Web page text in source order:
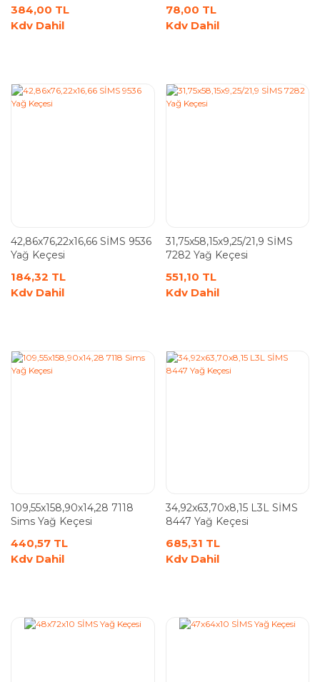
384,00 TL
Kdv Dahil
78,00 TL
Kdv Dahil
42,86x76,22x16,66 SİMS 9536
Yağ Keçesi
184,32 TL
Kdv Dahil
31,75x58,15x9,25/21,9 SİMS
7282 Yağ Keçesi
551,10 TL
Kdv Dahil
109,55x158,90x14,28 7118
Sims Yağ Keçesi
440,57 TL
Kdv Dahil
34,92x63,70x8,15 L3L SİMS
8447 Yağ Keçesi
685,31 TL
Kdv Dahil